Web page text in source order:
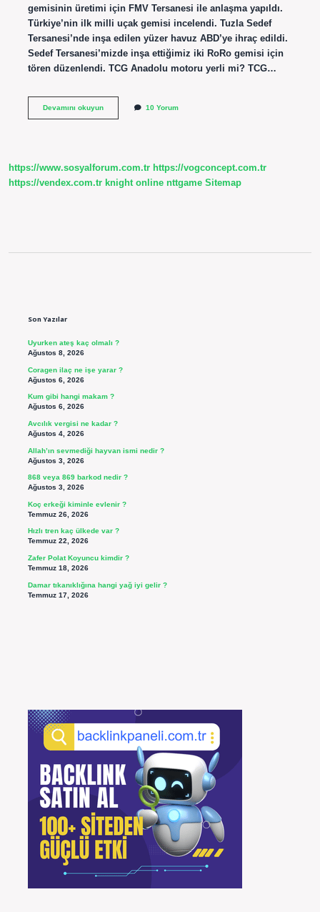
gemisinin üretimi için FMV Tersanesi ile anlaşma yapıldı.
Türkiye’nin ilk milli uçak gemisi incelendi. Tuzla Sedef
Tersanesi’nde inşa edilen yüzer havuz ABD’ye ihraç edildi.
Sedef Tersanesi’mizde inşa ettiğimiz iki RoRo gemisi için
tören düzenlendi. TCG Anadolu motoru yerli mi? TCG…
Devamını okuyunTürkiye
10 Yorum
https://www.sosyalforum.com.tr https://vogconcept.com.tr
https://vendex.com.tr knight online nttgame Sitemap
Son Yazılar
Uyurken ateş kaç olmalı ?
Ağustos 8, 2026
Coragen ilaç ne işe yarar ?
Ağustos 6, 2026
Kum gibi hangi makam ?
Ağustos 6, 2026
Avcılık vergisi ne kadar ?
Ağustos 4, 2026
Allah’ın sevmediği hayvan ismi nedir ?
Ağustos 3, 2026
868 veya 869 barkod nedir ?
Ağustos 3, 2026
Koç erkeği kiminle evlenir ?
Temmuz 26, 2026
Hızlı tren kaç ülkede var ?
Temmuz 22, 2026
Zafer Polat Koyuncu kimdir ?
Temmuz 18, 2026
Damar tıkanıklığına hangi yağ iyi gelir ?
Temmuz 17, 2026